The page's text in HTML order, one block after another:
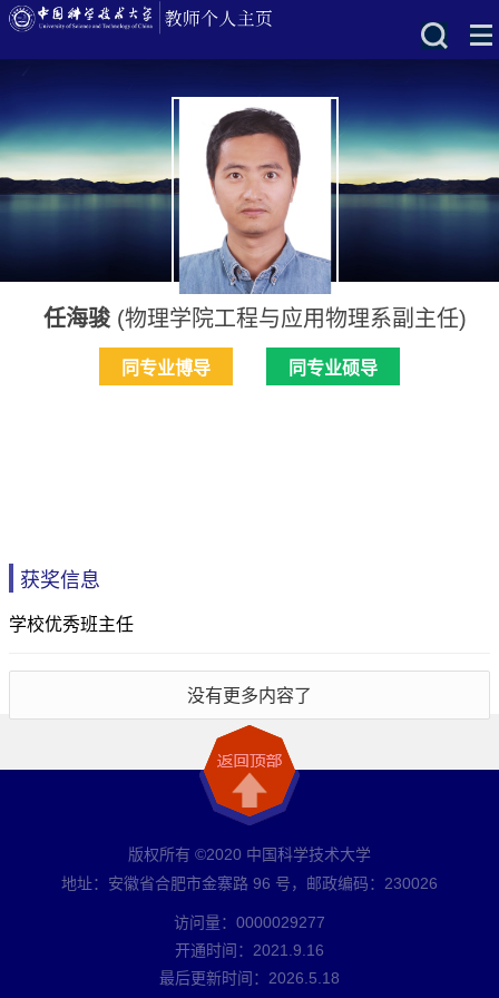
任海骏(物理学院工程与应用物理系副主任)
同专业博导 同专业硕导
获奖信息
学校优秀班主任
没有更多内容了
版权所有 ©2020 中国科学技术大学
地址：安徽省合肥市金寨路 96 号，邮政编码：230026
访问量： 0000029277
开通时间： 2021 9 16
最后更新时间： 2026 5 18